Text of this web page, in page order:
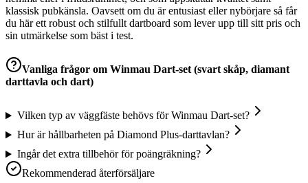
klassisk pubkänsla. Oavsett om du är entusiast eller nybörjare så får
du här ett robust och stilfullt dartboard som lever upp till sitt pris och
sin utmärkelse som bäst i test.
Vanliga frågor om Winmau Dart-set (svart skåp, diamant
darttavla och dart)
Vilken typ av väggfäste behövs för Winmau Dart-set?
Hur är hållbarheten på Diamond Plus-darttavlan?
Ingår det extra tillbehör för poängräkning?
Rekommenderad återförsäljare